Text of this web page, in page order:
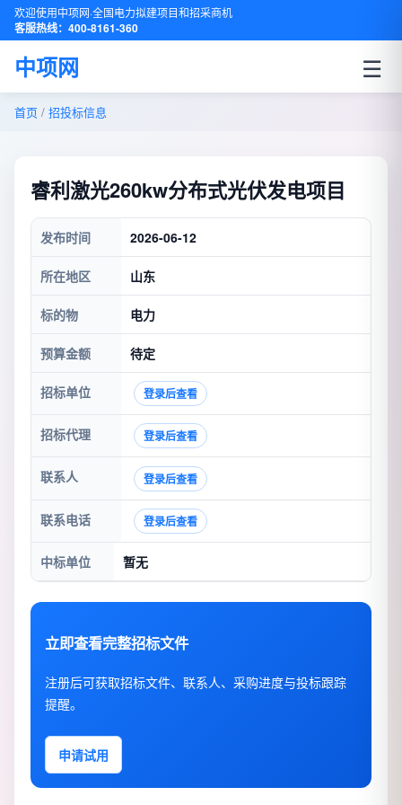
欢迎使用中项网·全国电力拟建项目和招采商机
客服热线：400-8161-360
中项网 ☰
首页 / 招投标信息
睿利激光260kw分布式光伏发电项目
发布时间 2026-06-12
所在地区 山东
标的物 电力
预算金额 待定
招标单位 登录后查看
招标代理 登录后查看
联系人 登录后查看
联系电话 登录后查看
中标单位 暂无
立即查看完整招标文件
注册后可获取招标文件、联系人、采购进度与投标跟踪
提醒。
申请试用